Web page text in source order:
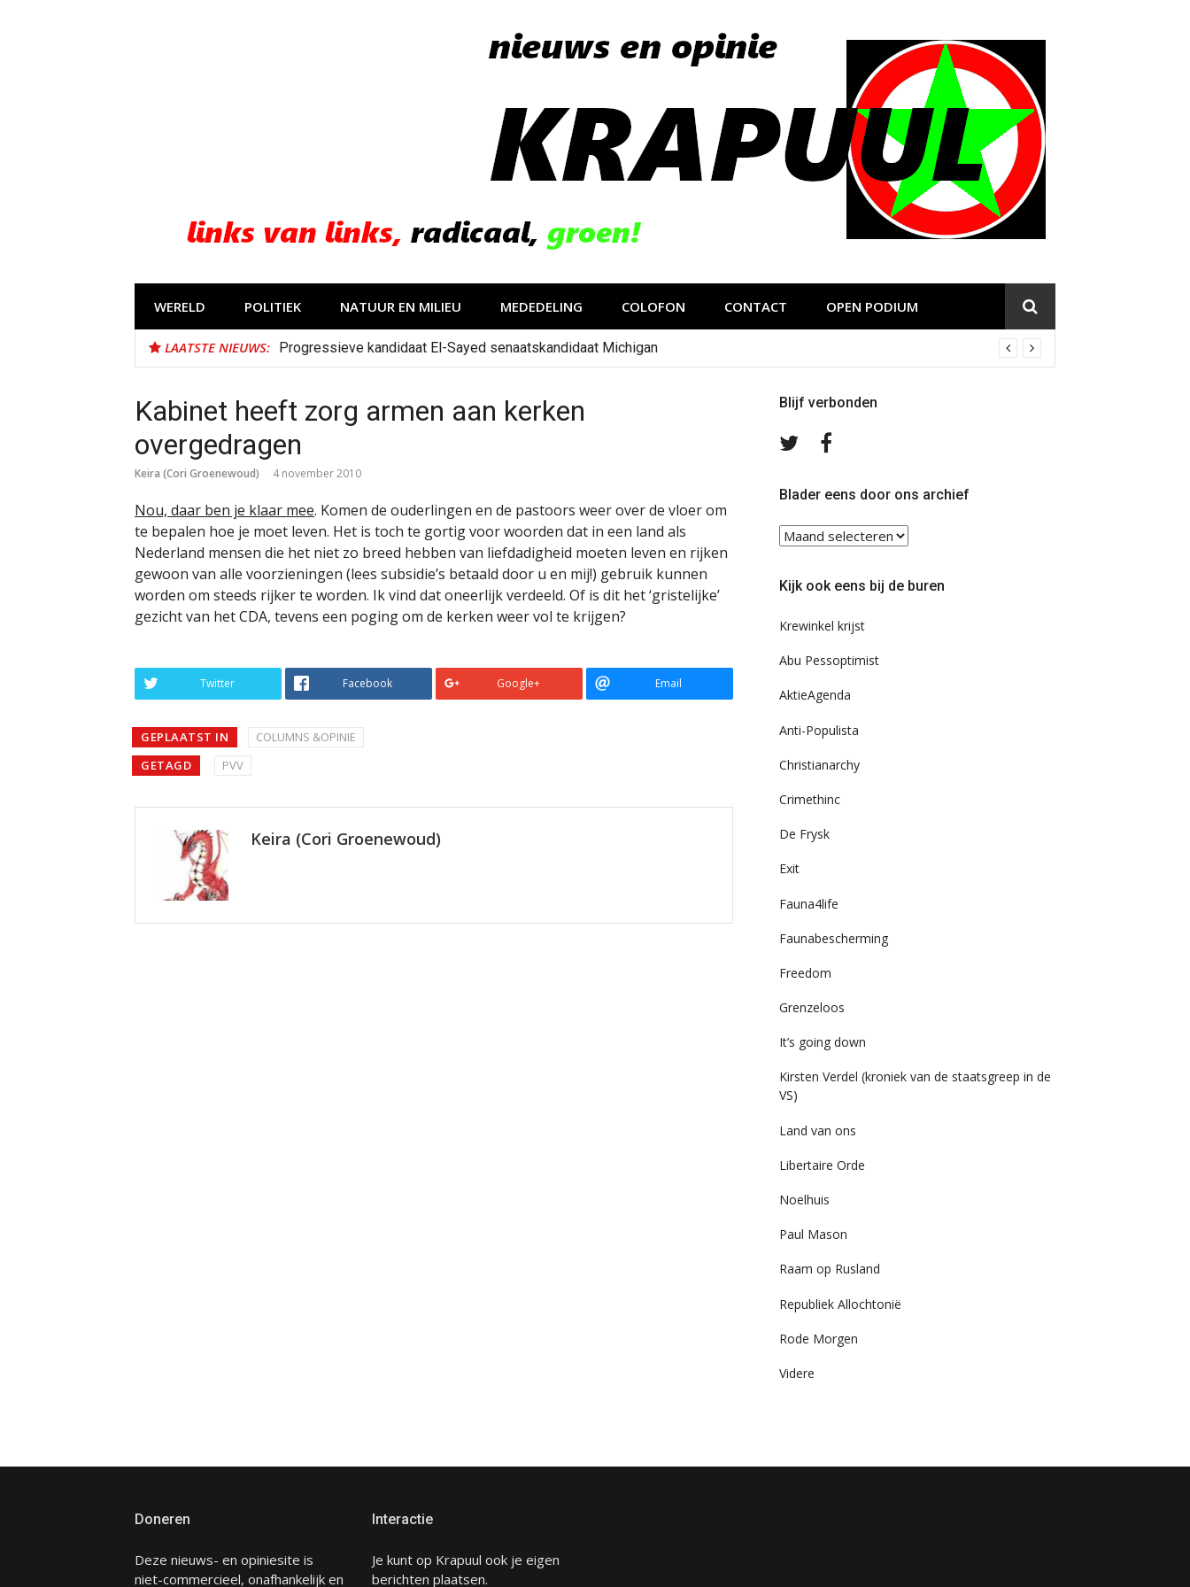
WERELD POLITIEK NATUUR EN MILIEU MEDEDELING COLOFON CONTACT OPEN PODIUM
LAATSTE NIEUWS: Progressieve kandidaat El-Sayed senaatskandidaat Michigan
Kabinet heeft zorg armen aan kerken
overgedragen
Keira (Cori Groenewoud) 4 november 2010
Nou, daar ben je klaar mee. Komen de ouderlingen en de pastoors weer over de vloer om
te bepalen hoe je moet leven. Het is toch te gortig voor woorden dat in een land als
Nederland mensen die het niet zo breed hebben van liefdadigheid moeten leven en rijken
gewoon van alle voorzieningen (lees subsidie’s betaald door u en mij!) gebruik kunnen
worden om steeds rijker te worden. Ik vind dat oneerlijk verdeeld. Of is dit het ‘gristelijke’
gezicht van het CDA, tevens een poging om de kerken weer vol te krijgen?
Twitter Facebook Google+ Email
GEPLAATST IN
COLUMNS &OPINIE
GETAGD
PVV
Keira (Cori Groenewoud)
Blijf verbonden
Volg
TwitterFacebook
Blader eens door ons archief
Blader
eens
ons
Kijk ook eens bij de buren
Krewinkel krijst
Abu Pessoptimist
AktieAgenda
Anti-Populista
Christianarchy
Crimethinc
De Frysk
Exit
Fauna4life
Faunabescherming
Freedom
Grenzeloos
It’s going down
Kirsten Verdel (kroniek van de staatsgreep in de
VS)
Land van ons
Libertaire Orde
Noelhuis
Paul Mason
Raam op Rusland
Republiek Allochtonië
Rode Morgen
Videre
Doneren
Deze nieuws- en opiniesite is
niet-commercieel, onafhankelijk en
Interactie
Je kunt op Krapuul ook je eigen
berichten plaatsen.